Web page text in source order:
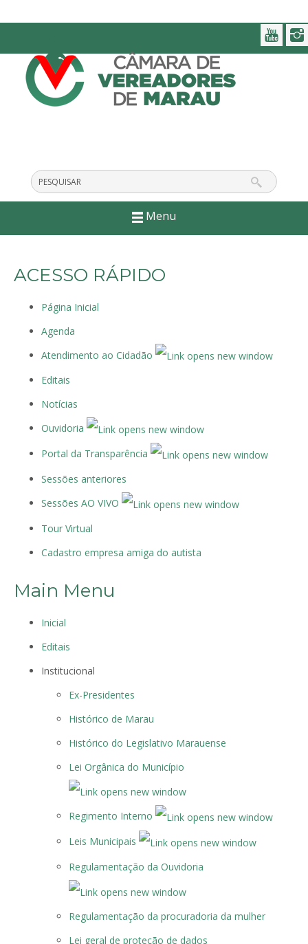
Menu
ACESSO RÁPIDO
Página Inicial
Agenda
Atendimento ao Cidadão
Editais
Notícias
Ouvidoria
Portal da Transparência
Sessões anteriores
Sessões AO VIVO
Tour Virtual
Cadastro empresa amiga do autista
Main Menu
Inicial
Editais
Institucional
Ex-Presidentes
Histórico de Marau
Histórico do Legislativo Marauense
Lei Orgânica do Município
Regimento Interno
Leis Municipais
Regulamentação da Ouvidoria
Regulamentação da procuradoria da mulher
Lei geral de proteção de dados